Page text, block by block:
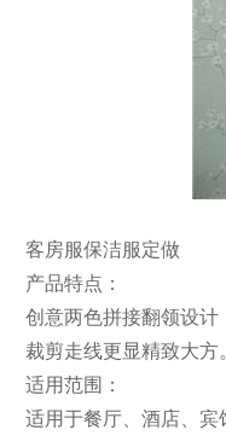
客房服保洁服定做
产品特点：
创意两色拼接翻领设
裁剪走线更显精致大方
适用范围：
适用于餐厅、酒店、